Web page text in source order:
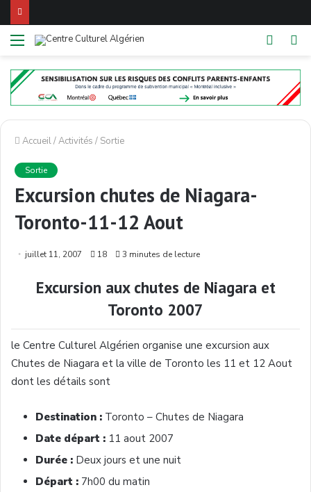
Menu
Switch
Accueil/Activités / Sortie
Sortie
Excursion chutes de Niagara-
Toronto-11-12 Aout
juillet 11, 2007 18 3 minutes de lecture
Excursion aux chutes de Niagara et
Toronto 2007
le Centre Culturel Algérien organise une excursion aux
Chutes de Niagara et la ville de Toronto les 11 et 12 Aout
dont les détails sont
Destination : Toronto – Chutes de Niagara
Date départ : 11 aout 2007
Durée : Deux jours et une nuit
Départ : 7h00 du matin